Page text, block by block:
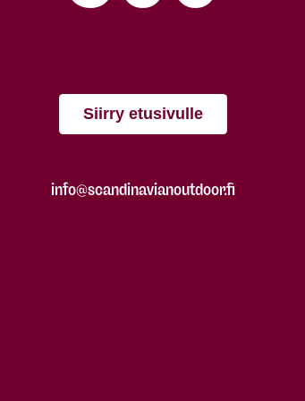
Siirry etusivulle
info@scandinavianoutdoor.fi